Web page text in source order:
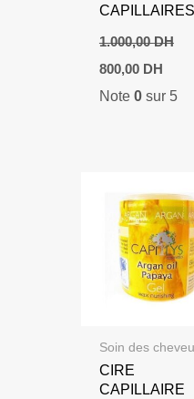
CAPILLAIRES
1.000,00DH
Le
prix
initial
800,00 DHLe
actuel
Note 0sur 5
Soin des
CIRE
CAPILLAIRE